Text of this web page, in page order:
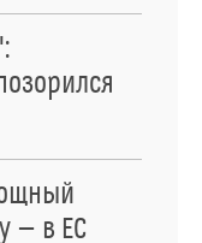
— в ЕС